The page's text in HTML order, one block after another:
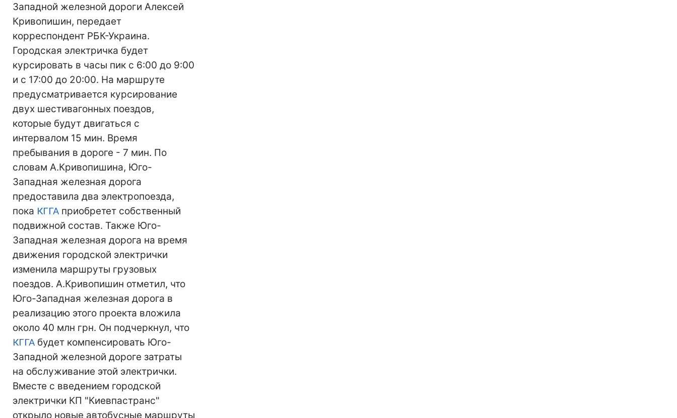
Западной железной дороги Алексей
Кривопишин, передает
корреспондент РБК-Украина.
Городская электричка будет
курсировать в часы пик с 6:00 до 9:00
и с 17:00 до 20:00. На маршруте
предусматривается курсирование
двух шестивагонных поездов,
которые будут двигаться с
интервалом 15 мин. Время
пребывания в дороге - 7 мин. По
словам А.Кривопишина, Юго-
Западная железная дорога
предоставила два электропоезда,
пока КГГА приобретет собственный
подвижной состав. Также Юго-
Западная железная дорога на время
движения городской электрички
изменила маршруты грузовых
поездов. А.Кривопишин отметил, что
Юго-Западная железная дорога в
реализацию этого проекта вложила
около 40 млн грн. Он подчеркнул, что
КГГА будет компенсировать Юго-
Западной железной дороге затраты
на обслуживание этой электрички.
Вместе с введением городской
электрички КП "Киевпастранс"
открыло новые автобусные маршруты